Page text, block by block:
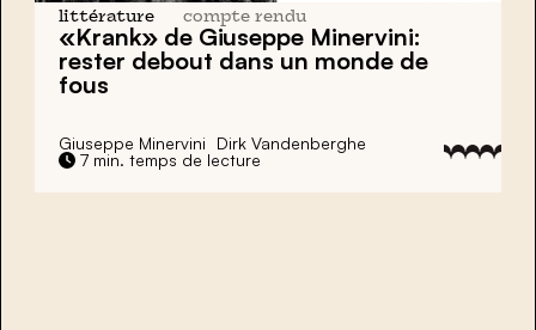
littérature compte rendu
«Krank» de Giuseppe Minervini:
rester debout dans un monde de
fous
Giuseppe Minervini
Dirk Vandenberghe
7 min. temps de lecture